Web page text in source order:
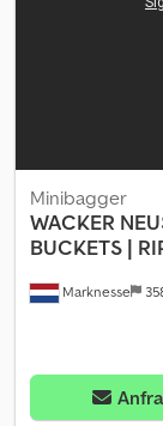
Marknesse
Minibagger
WACKER
BUCKETS |